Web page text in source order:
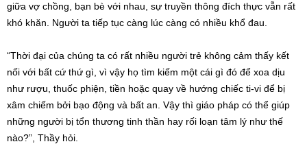
giữa vợ chồng, bạn bè với nhau, sự truyền thông đích thực vẫn rất
khó khăn. Người ta tiếp tục càng lúc càng có nhiều khổ đau.
“Thời đại của chúng ta có rất nhiều người trẻ không cảm thấy kết
nối với bất cứ thứ gì, vì vậy họ tìm kiếm một cái gì đó để xoa dịu
như rượu, thuốc phiện, tiền hoặc quay về hướng chiếc ti-vi để bị
xâm chiếm bởi bạo động và bất an. Vậy thì giáo pháp có thể giúp
những người bị tổn thương tinh thần hay rối loạn tâm lý như thế
nào?”, Thầy hỏi.